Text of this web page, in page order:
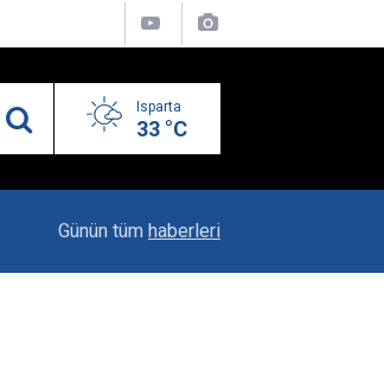
Isparta
33 °C
Kaya Ailesinin Mutluluğu: Yağız Ata Dünyaya
Günün tüm haberleri